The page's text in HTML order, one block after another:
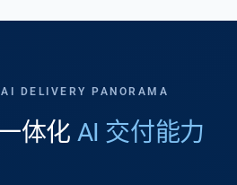
DELIVERY PANORAMA
体化 AI 交付能力